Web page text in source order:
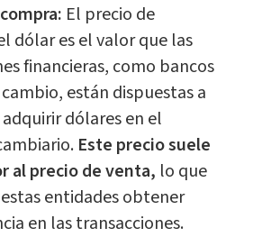
El precio de
dólar es el valor que las
financieras, como bancos
cambio, están dispuestas a
dólares en el
Este precio suele
al precio de venta, lo que
entidades obtener
en las transacciones.